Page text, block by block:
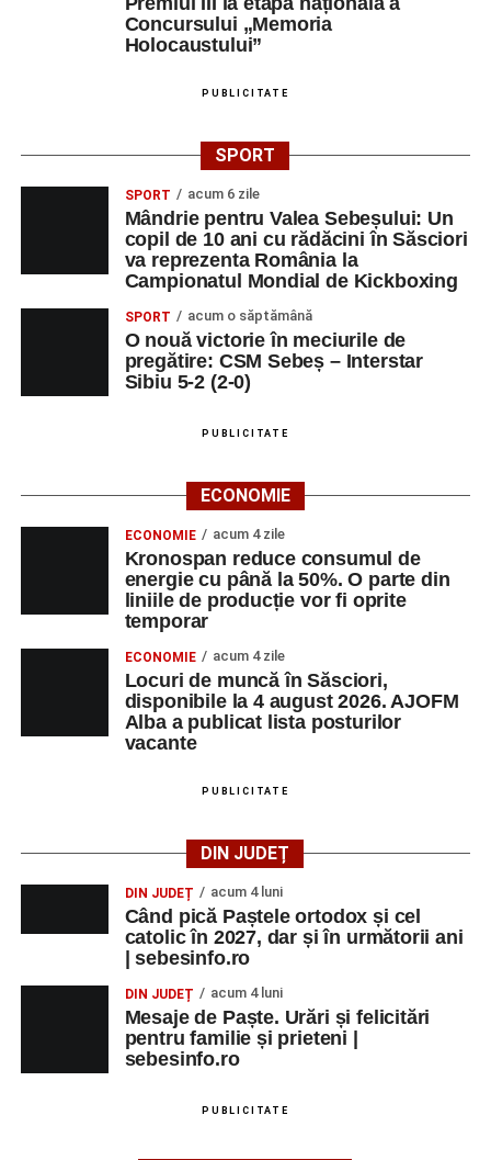
Concursului „Memoria
Holocaustului”
PUBLICITATE
SPORT
SPORT acum 6 zile
Mândrie pentru Valea Sebeșului: Un
copil de 10 ani cu rădăcini în Săsciori
va reprezenta România la
Campionatul Mondial de Kickboxing
SPORT acum o săptămână
O nouă victorie în meciurile de
pregătire: CSM Sebeș – Interstar
Sibiu 5-2 (2-0)
PUBLICITATE
ECONOMIE
ECONOMIE acum 4 zile
Kronospan reduce consumul de
energie cu până la 50%. O parte din
liniile de producție vor fi oprite
temporar
ECONOMIE acum 4 zile
Locuri de muncă în Săsciori,
disponibile la 4 august 2026. AJOFM
Alba a publicat lista posturilor
vacante
PUBLICITATE
DIN JUDEȚ
DIN JUDEȚ acum 4 luni
Când pică Paștele ortodox și cel
catolic în 2027, dar și în următorii ani
| sebesinfo.ro
DIN JUDEȚ acum 4 luni
Mesaje de Paște. Urări și felicitări
pentru familie și prieteni |
sebesinfo.ro
PUBLICITATE